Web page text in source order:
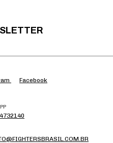
Facebook